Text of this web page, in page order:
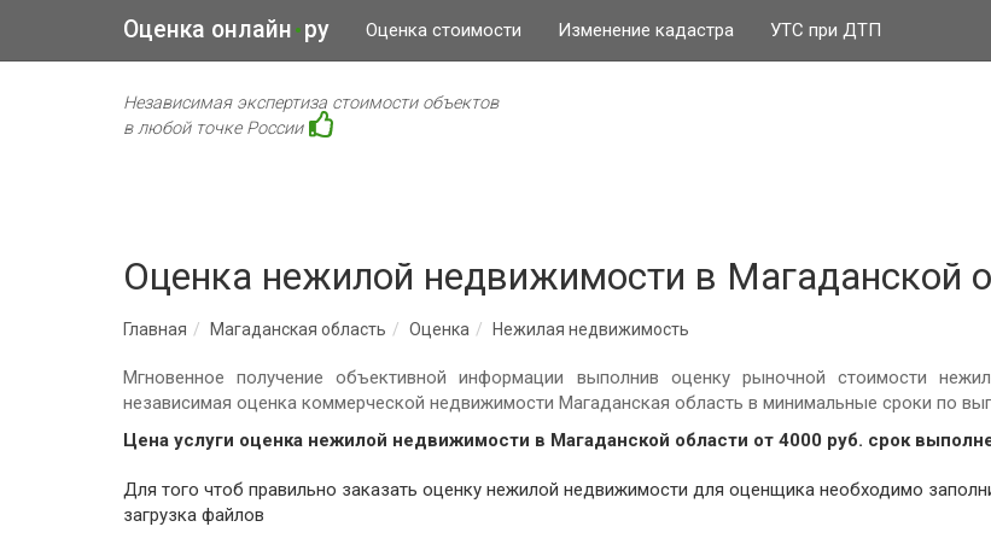
Оценка онлайн • ру Оценка стоимости Изменение кадастра УТС при ДТП
Независимая экспертиза стоимости объектов
в любой точке России
Оценка нежилой недвижимости в Магаданской
Главная Магаданская область Оценка Нежилая недвижимость
Мгновенное получение объективной информации выполнив оценку рыночной стоимости
независимая оценка коммерческой недвижимости Магаданская область в минимальные сроки по
Цена услуги оценка нежилой недвижимости в Магаданской области от 4000 руб. cрок
Для того чтоб правильно заказать оценку нежилой недвижимости для оценщика необходимо
загрузка файлов